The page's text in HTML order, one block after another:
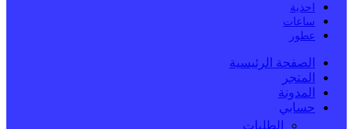
احذية
ساعات
عطور
الصفحة الرئيسية
المتجر
المدونة
حسابي
الطلبات